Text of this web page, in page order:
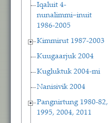
Iqaluit 4-
nunalimmi−inuit
1986-2005
Kimmirut 1987-2003
Kuugaarjuk 2004
Kugluktuk 2004-mi
Nanisivik 2004
Pangnirtung 1980-82,
1995, 2004, 2011